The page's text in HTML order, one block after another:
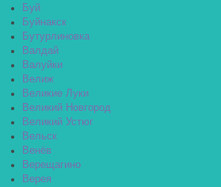
Буй
Буйнакск
Бутурлиновка
Валдай
Валуйки
Велиж
Великие Луки
Великий Новгород
Великий Устюг
Вельск
Венёв
Верещагино
Верея